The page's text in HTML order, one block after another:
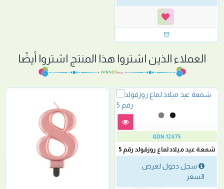
العملاء الذين اشتروا هذا المنتج اشتروا أيضًا
GDN-12475
شمعة عيد ميلاد لماع روزقولد رقم 5
سجل دخول لعرض
السعر